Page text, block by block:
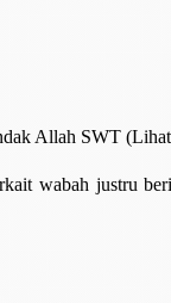
Allah SWT
wabah justru